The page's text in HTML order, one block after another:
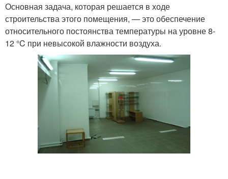
Основная задача, которая решается в ходе
строительства этого помещения, — это обеспечение
относительного постоянства температуры на уровне 8-
12 °C при невысокой влажности воздуха.